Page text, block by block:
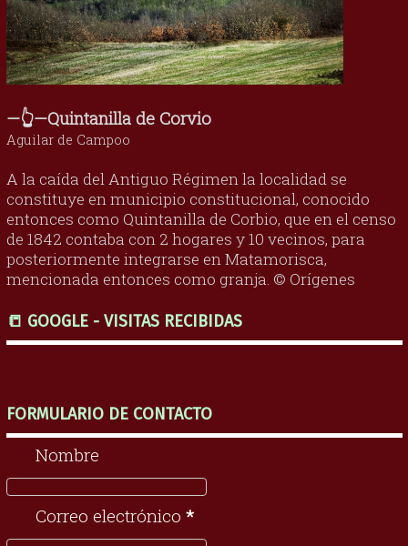
—👆—Quintanilla de Corvio
Aguilar de Campoo
A la caída del Antiguo Régimen la localidad se
constituye en municipio constitucional, conocido
entonces como Quintanilla de Corbio, que en el censo
de 1842 contaba con 2 hogares y 10 vecinos, para
posteriormente integrarse en Matamorisca,
mencionada entonces como granja. © Orígenes
📒 GOOGLE - VISITAS RECIBIDAS
FORMULARIO DE CONTACTO
Nombre
Correo electrónico *